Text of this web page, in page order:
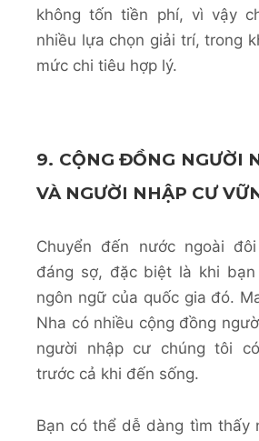
không tốn tiền phí, vì vậy
nhiều lựa chọn giải trí, trong
mức chi tiêu hợp lý.
9. CỘNG ĐỒNG NGƯỜI
VÀ NGƯỜI NHẬP CƯ
Chuyển đến nước ngoài
đáng sợ, đặc biệt là khi
ngôn ngữ của quốc gia đó.
Nha có nhiều cộng đồng
người nhập cư chúng tôi
trước cả khi đến sống.
Bạn có thể dễ dàng tìm thấy